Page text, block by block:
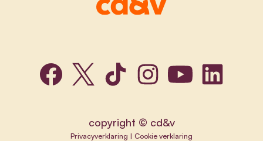
copyright © cd&v
Privacyverklaring | Cookie verklaring